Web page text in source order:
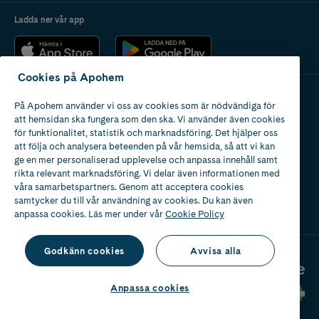
Ladda ner vår app
Apotek med tillstånd
av Läkemedelsverket
Cookies på Apohem
På Apohem använder vi oss av cookies som är nödvändiga för
att hemsidan ska fungera som den ska. Vi använder även cookies
för funktionalitet, statistik och marknadsföring. Det hjälper oss
att följa och analysera beteenden på vår hemsida, så att vi kan
ge en mer personaliserad upplevelse och anpassa innehåll samt
rikta relevant marknadsföring. Vi delar även informationen med
våra samarbetspartners. Genom att acceptera cookies
samtycker du till vår användning av cookies. Du kan även
anpassa cookies. Läs mer under vårCookie Policy
Godkänn cookies Avvisa alla
Anpassa cookies